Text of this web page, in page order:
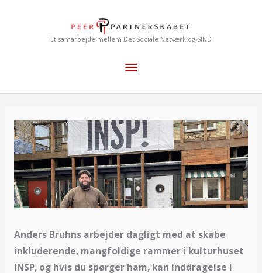
Et samarbejde mellem Det Sociale Netværk og SIND
Hovedmenu
Anders Bruhns arbejder dagligt med at skabe
inkluderende, mangfoldige rammer i kulturhuset
INSP, og hvis du spørger ham, kan inddragelse i